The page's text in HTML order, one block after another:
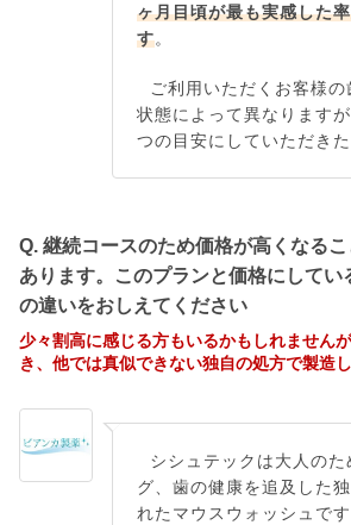
ヶ月目頃が最も実感した
す。
ご利用いただくお客様の
状態によって異なります
つの目安にしていただきた
Q. 継続コースのため価格が高くなる
あります。このプランと価格にしてい
の違いをおしえてください
少々割高に感じる方もいるかもしれません
き、他では真似できない独自の処方で製造
シシュテックは大人の
グ、歯の健康を追及した
れたマウスウォッシュで